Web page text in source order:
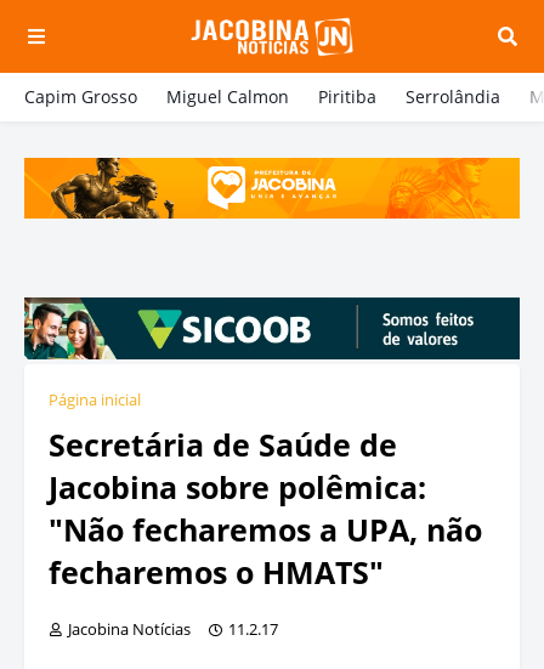
Capim Grosso Miguel Calmon Piritiba Serrolândia
Página inicial
Secretária de Saúde de
Jacobina sobre polêmica:
"Não fecharemos a UPA, não
fecharemos o HMATS"
Jacobina Notícias 11.2.17